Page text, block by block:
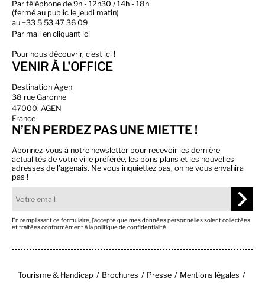
Par téléphone de 9h - 12h30 / 14h - 18h
(fermé au public le jeudi matin)
au +33 5 53 47 36 09
Par mail en cliquant ici
Pour nous découvrir, c'est ici !
VENIR À L'OFFICE
Destination Agen
38 rue Garonne
47000, AGEN
France
N’EN PERDEZ PAS UNE MIETTE !
Abonnez-vous à notre newsletter pour recevoir les dernière
actualités de votre ville préférée, les bons plans et les nouvelles
adresses de l’agenais. Ne vous inquiettez pas, on ne vous envahira
pas !
En remplissant ce formulaire, j’accepte que mes données personnelles soient collectées
et traitées conformément à lapolitique de confidentialité
Tourisme & Handicap Brochures Presse Mentions légales